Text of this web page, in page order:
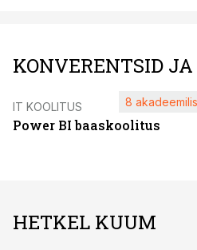
KONVERENTSID
IT KOOLITUS
Power BI baaskoolitus
8
HETKEL KUUM